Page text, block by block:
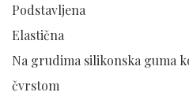
Podstavljena
Elastična
Na grudima silikonska guma
čvrstom